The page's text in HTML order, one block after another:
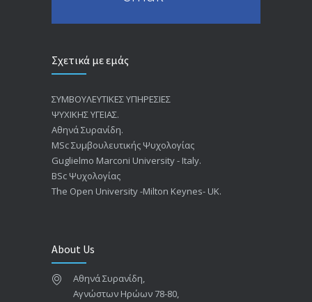
Σχετικά με εμάς
ΣΥΜΒΟΥΛΕΥΤΙΚΕΣ ΥΠΗΡΕΣΙΕΣ
ΨΥΧΙΚΗΣ ΥΓΕΙΑΣ.
Αθηνά Συρανίδη.
ΜSc Συμβουλευτικής Ψυχολογίας
Guglielmo Marconi University - Italy.
BSc Ψυχολογίας
The Open University -Milton Keynes- UK.
About Us
Αθηνά Συρανίδη,
Αγνώστων Ηρώων 78-80,